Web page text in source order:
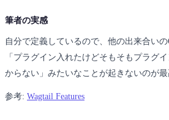
筆者の実感
自分で定義しているので、他の出来合い
「プラグイン入れたけどそもそもプラグ
からない」みたいなことが起きないのが最
参考: Wagtail Features